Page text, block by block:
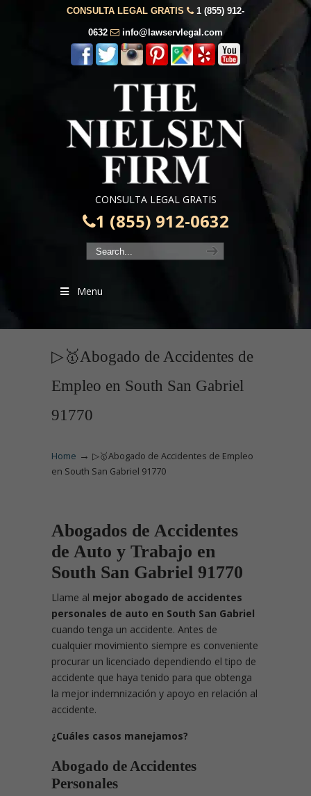
CONSULTA LEGAL GRATIS 1 (855) 912-
0632 info@lawservlegal.com
CONSULTA LEGAL GRATIS
1 (855) 912-0632
Menu
▷🥇Abogado de Accidentes de
Empleo en South San Gabriel
91770
Home → ▷🥇Abogado de Accidentes de Empleo
en South San Gabriel 91770
Abogados de Accidentes
de Auto y Trabajo en
South San Gabriel 91770
Llame al mejor abogado de accidentes
personales de auto en South San Gabriel
cuando tenga un accidente. Antes de
cualquier movimiento siempre es conveniente
procurar un licenciado dependiendo el tipo de
accidente que haya tenido para que obtenga
la mejor indemnización y apoyo en relación al
accidente.
¿Cuáles casos manejamos?
Abogado de Accidentes
Personales